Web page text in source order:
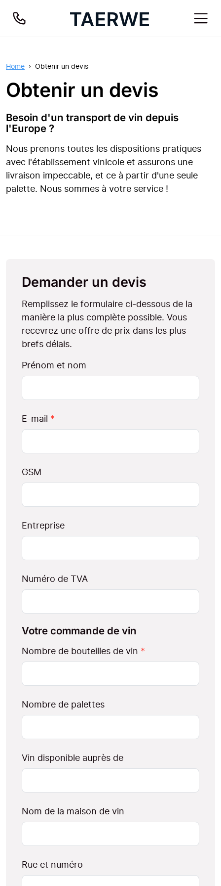
Home Obtenir un devis
Obtenir un devis
Besoin d'un transport de vin depuis
l'Europe ?
Nous prenons toutes les dispositions pratiques
avec l'établissement vinicole et assurons une
livraison impeccable, et ce à partir d'une seule
palette. Nous sommes à votre service !
Demander un devis
Remplissez le formulaire ci-dessous de la
manière la plus complète possible. Vous
recevrez une offre de prix dans les plus
brefs délais.
Prénom et nom
E-mail
GSM
Entreprise
Numéro de TVA
Votre commande de vin
Nombre de bouteilles de vin
Nombre de palettes
Vin disponible auprès de
Nom de la maison de vin
Rue et numéro